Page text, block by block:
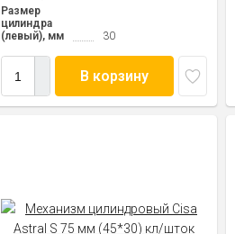
Размер
цилиндра
(левый), мм
30
В корзину